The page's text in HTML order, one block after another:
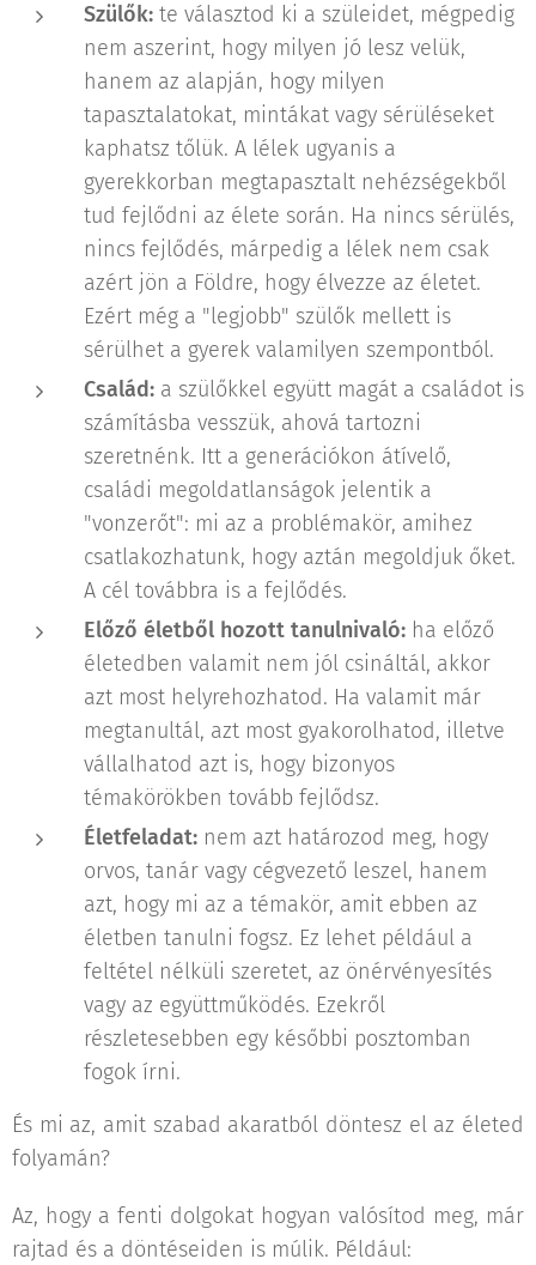
Szülők: te választod ki a szüleidet, mégpedig
nem aszerint, hogy milyen jó lesz velük,
hanem az alapján, hogy milyen
tapasztalatokat, mintákat vagy sérüléseket
kaphatsz tőlük. A lélek ugyanis a
gyerekkorban megtapasztalt nehézségekből
tud fejlődni az élete során. Ha nincs sérülés,
nincs fejlődés, márpedig a lélek nem csak
azért jön a Földre, hogy élvezze az életet.
Ezért még a "legjobb" szülők mellett is
sérülhet a gyerek valamilyen szempontból.
Család: a szülőkkel együtt magát a családot is
számításba vesszük, ahová tartozni
szeretnénk. Itt a generációkon átívelő,
családi megoldatlanságok jelentik a
"vonzerőt": mi az a problémakör, amihez
csatlakozhatunk, hogy aztán megoldjuk őket.
A cél továbbra is a fejlődés.
Előző életből hozott tanulnivaló: ha előző
életedben valamit nem jól csináltál, akkor
azt most helyrehozhatod. Ha valamit már
megtanultál, azt most gyakorolhatod, illetve
vállalhatod azt is, hogy bizonyos
témakörökben tovább fejlődsz.
Életfeladat: nem azt határozod meg, hogy
orvos, tanár vagy cégvezető leszel, hanem
azt, hogy mi az a témakör, amit ebben az
életben tanulni fogsz. Ez lehet például a
feltétel nélküli szeretet, az önérvényesítés
vagy az együttműködés. Ezekről
részletesebben egy későbbi posztomban
fogok írni.
És mi az, amit szabad akaratból döntesz el az életed
folyamán?
Az, hogy a fenti dolgokat hogyan valósítod meg, már
rajtad és a döntéseiden is múlik. Például: